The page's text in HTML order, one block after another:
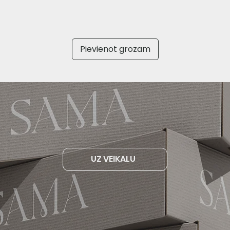
Pievienot grozam
UZ VEIKALU